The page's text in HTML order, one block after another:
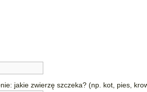
jakie zwierzę szczeka? (np. kot, pies,